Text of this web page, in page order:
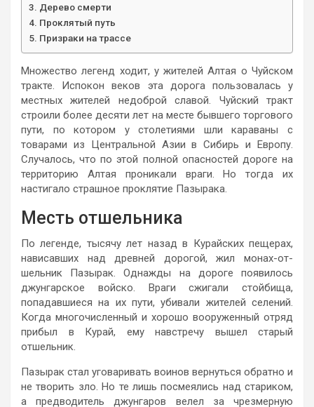
Дерево смерти
Проклятый путь
Призраки на трассе
Множество легенд ходит, у жителей Алтая о Чуйском
тракте. Испокон веков эта дорога пользовалась у
местных жителей недоброй славой. Чуйский тракт
строили более десяти лет на месте бывшего торгового
пути, по котором у столетиями шли караваны с
товарами из Центральной Азии в Сибирь и Европу.
Случалось, что по этой полной опасностей дороге на
территорию Алтая проникали враги. Но тогда их
настигало страшное проклятие Пазырака.
Месть отшельника
По легенде, тысячу лет назад в Курайских пещерах,
нависавших над древней дорогой, жил монах-от-
шельник Пазырак. Однажды на до­роге появилось
джунгарское войско. Враги сжигали стойбища,
попадав­шиеся на их пути, убивали жителей селений.
Когда многочисленный и хорошо вооруженный отряд
прибыл в Курай, ему навстречу вышел старый
отшельник.
Пазырак стал уговари­вать воинов вернуться обратно и
не творить зло. Но те лишь посмеялись над стариком,
а предводитель джун­гаров велел за чрезмерную